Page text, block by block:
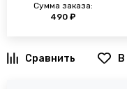
Сумма заказа:
490 ₽